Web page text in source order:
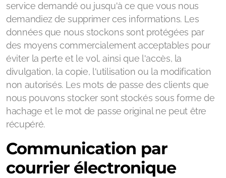
service demandé ou jusqu'à ce que vous nous
demandiez de supprimer ces informations. Les
données que nous stockons sont protégées par
des moyens commercialement acceptables pour
éviter la perte et le vol, ainsi que l'accès, la
divulgation, la copie, l'utilisation ou la modification
non autorisés. Les mots de passe des clients que
nous pouvons stocker sont stockés sous forme de
hachage et le mot de passe original ne peut être
récupéré.
Communication par
courrier électronique